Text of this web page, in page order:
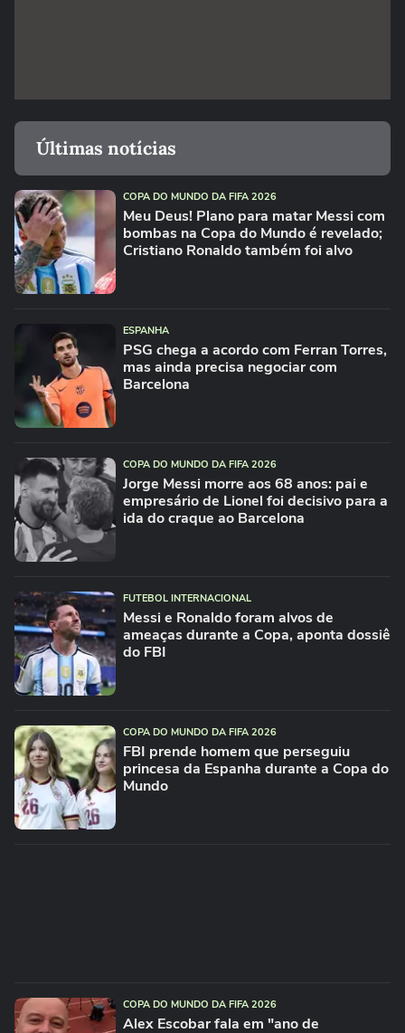
Últimas notícias
COPA DO MUNDO DA FIFA 2026
Meu Deus! Plano para matar Messi com
bombas na Copa do Mundo é revelado;
Cristiano Ronaldo também foi alvo
ESPANHA
PSG chega a acordo com Ferran Torres,
mas ainda precisa negociar com
Barcelona
COPA DO MUNDO DA FIFA 2026
Jorge Messi morre aos 68 anos: pai e
empresário de Lionel foi decisivo para a
ida do craque ao Barcelona
FUTEBOL INTERNACIONAL
Messi e Ronaldo foram alvos de
ameaças durante a Copa, aponta dossiê
do FBI
COPA DO MUNDO DA FIFA 2026
FBI prende homem que perseguiu
princesa da Espanha durante a Copa do
Mundo
COPA DO MUNDO DA FIFA 2026
Alex Escobar fala em "ano de